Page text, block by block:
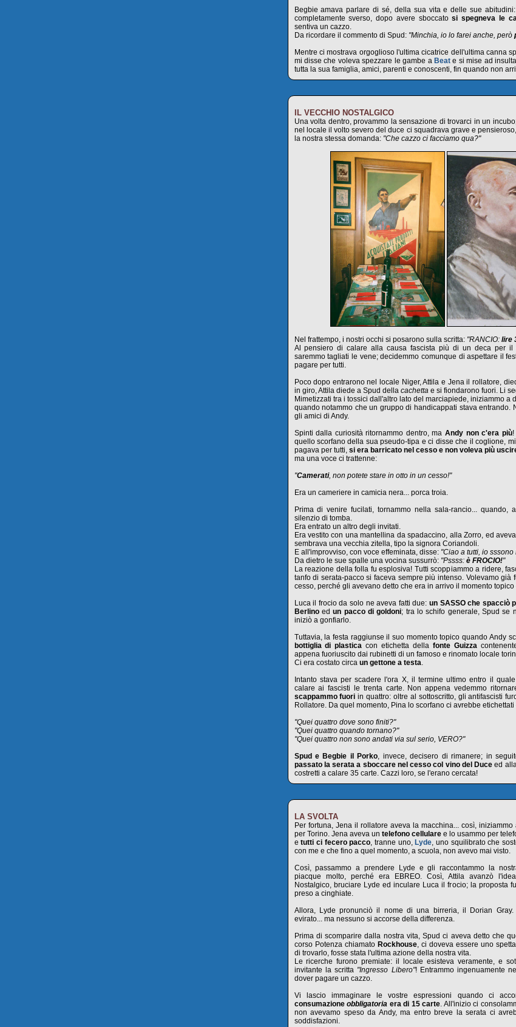
Begbie amava parlare di sé, della sua vita e delle sue
completamente sverso, dopo avere sboccatosi spegneva le
sentiva un cazzo.
Da ricordare il commento di Spud: "Minchia, io lo farei anche, però
Mentre ci mostrava orgoglioso l'ultima cicatrice dell'ultima canna
mi disse che voleva spezzare le gambe a Beat e si mise ad
tutta la sua famiglia, amici, parenti e conoscenti, fin quando non
IL VECCHIO NOSTALGICO
Una volta dentro, provammo la sensazione di trovarci in un
nel locale il volto severo del duce ci squadrava grave e
la nostra stessa domanda: "Che cazzo ci facciamo qua?"
Nel frattempo, i nostri occhi si posarono sulla scritta: "RANCIO: lire
Al pensiero di calare alla causa fascista più di un deca per il
saremmo tagliati le vene; decidemmo comunque di aspettare il
pagare per tutti.
Poco dopo entrarono nel locale Niger, Attila e Jena il rollatore,
in giro, Attila diede a Spud della cachettae si fiondarono fuori. Li
Mimetizzati tra i tossici dall'altro lato del marciapiede, iniziammo a
quando notammo che un gruppo di handicappati stava entrando.
gli amici di Andy.
Spinti dalla curiosità ritornammo dentro, ma Andy non c'era più!
quello scorfano della sua pseudo-tipa e ci disse che il coglione,
pagava per tutti, si era barricato nel cesso e non voleva più
ma una voce ci trattenne:
"Camerati, non potete stare in otto in un cesso!"
Era un cameriere in camicia nera... porca troia.
Prima di venire fucilati, tornammo nella sala-rancio... quando,
silenzio di tomba.
Era entrato un altro degli invitati.
Era vestito con una mantellina da spadaccino, alla Zorro, ed
sembrava una vecchia zitella, tipo la signora Coriandoli.
E all'improvviso, con voce effeminata, disse: "Ciao a tutti, io sssono
Da dietro le sue spalle una vocina sussurrò: "Pssss: è FROCIO!"
La reazione della folla fu esplosiva! Tutti scoppiammo a ridere,
tanfo di serata-pacco si faceva sempre più intenso. Volevamo già
cesso, perché gli avevano detto che era in arrivo il momento
Luca il frocio da solo ne aveva fatti due: un SASSO che spacciò
Berlinoedun pacco di goldoni; tra lo schifo generale, Spud se
iniziò a gonfiarlo.
Tuttavia, la festa raggiunse il suo momento topico quando Andy
bottiglia di plastica con etichetta dellafonte Guizza
appena fuoriuscito dai rubinetti di un famoso e rinomato locale
Ci era costato circa un gettone a testa.
Intanto stava per scadere l'ora X, il termine ultimo entro il
calare ai fascisti le trenta carte. Non appena vedemmo
scappammo fuori in quattro: oltre al sottoscritto, gli antifascisti
Rollatore. Da quel momento, Pina lo scorfano ci avrebbe etichettati
"Quei quattro dove sono finiti?"
"Quei quattro quando tornano?"
"Quei quattro non sono andati via sul serio, VERO?"
Spud e Begbie il Porko, invece, decisero di rimanere; in
passato la serata a sboccare nel cesso col vino del Duce ed
costretti a calare 35 carte. Cazzi loro, se l'erano cercata!
LA SVOLTA
Per fortuna, Jena il rollatore aveva la macchina... così,
per Torino. Jena aveva un telefono cellularee lo usammo per
etutti ci fecero pacco, tranne uno, Lyde, uno squilibrato che
con me e che fino a quel momento, a scuola, non avevo mai visto.
Così, passammo a prendere Lyde e gli raccontammo la
piacque molto, perché era EBREO. Così, Attila avanzò
Nostalgico, bruciare Lyde ed inculare Luca il frocio; la proposta
preso a cinghiate.
Allora, Lyde pronunciò il nome di una birreria, il Dorian Gray.
evirato... ma nessuno si accorse della differenza.
Prima di scomparire dalla nostra vita, Spud ci aveva detto che
corso Potenza chiamato Rockhouse, ci doveva essere uno
di trovarlo, fosse stata l'ultima azione della nostra vita.
Le ricerche furono premiate: il locale esisteva veramente, e
invitante la scritta "Ingresso Libero"! Entrammo ingenuamente
dover pagare un cazzo.
Vi lascio immaginare le vostre espressioni quando ci
consumazione obbligatoria era di 15 carte. All'inizio ci
non avevamo speso da Andy, ma entro breve la serata ci
soddisfazioni.